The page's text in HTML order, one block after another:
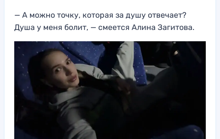
— А можно точку, которая за душу отвечает?
Душа у меня болит, — смеется Алина Загитова.